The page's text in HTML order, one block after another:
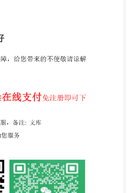
——第2部分：危险物品
车客运站与客运码头；
售场所； ——第5部分：
：供变配电场所； ——第
第8部分：城镇燃气供储
； ——第10部分：学
所； ——第14部分：公安
T768.13—2009《安全